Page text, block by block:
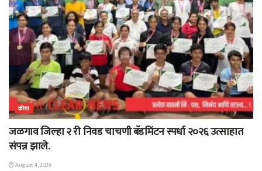
क्रीडा
जळगाव जिल्हा २ री निवड चाचणी बॅडमिंटन स्पर्धा २०२६ उत्साहात
संपन्न झाले.
August 4, 2026